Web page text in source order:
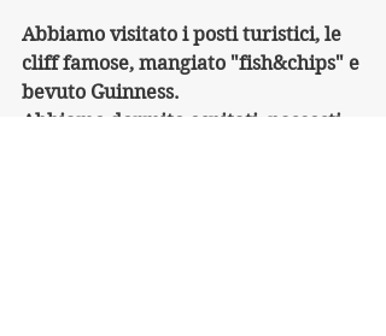
Abbiamo visitato i posti turistici, le
cliff famose, mangiato "fish&chips" e
bevuto Guinness.
Abbiamo dormito ospitati, nascosti